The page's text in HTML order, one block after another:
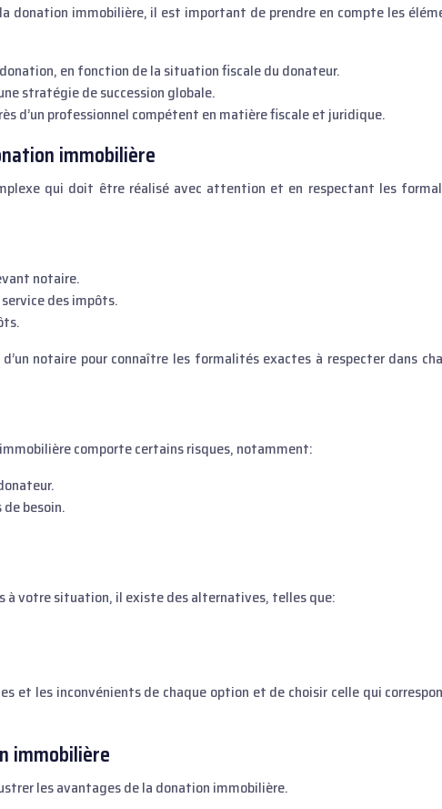
donation immobilière, il est important de prendre en compte les
en fonction de la situation fiscale du donateur.
stratégie de succession globale.
d’un professionnel compétent en matière fiscale et juridique.
immobilière
qui doit être réalisé avec attention et en respectant les
notaire.
des impôts.
notaire pour connaître les formalités exactes à respecter dans
comporte certains risques, notamment:
besoin.
à votre situation, il existe des alternatives, telles que:
et les inconvénients de chaque option et de choisir celle qui
immobilière
les avantages de la donation immobilière.